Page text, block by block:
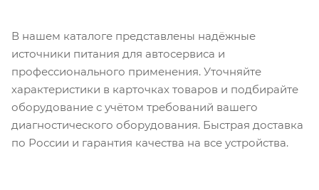
В нашем каталоге представлены надёжные
источники питания для автосервиса и
профессионального применения. Уточняйте
характеристики в карточках товаров и подбирайте
оборудование с учётом требований вашего
диагностического оборудования. Быстрая доставка
по России и гарантия качества на все устройства.